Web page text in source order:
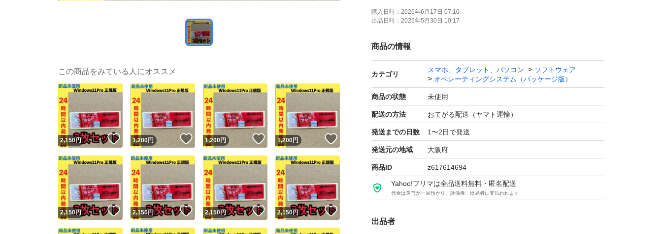
購入日時： 2026年6月17日 07:10
出品日時： 2026年5月30日 10:17
商品の情報
カテゴリ
スマホ、タブレット、パソコン
ソフトウェア
オペレーティングシステム（パッケージ版）
商品の状態 未使用
配送の方法 おてがる配送（ヤマト運輸）
発送までの日数 1〜2日で発送
発送元の地域 大阪府
商品ID z617614694
Yahoo!フリマは全品送料無料・匿名配送
代金は運営が一旦預かり、評価後、出品者に支払われます
出品者
この商品をみている人にオススメ
2,150円 いいね！
1,200円 いいね！
1,200円 いいね！
1,200円
2,150円 いいね！
2,150円 いいね！
2,150円 いいね！
2,150円